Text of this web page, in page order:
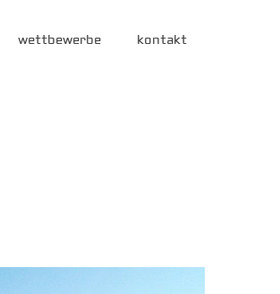
wettbewerbe kontakt